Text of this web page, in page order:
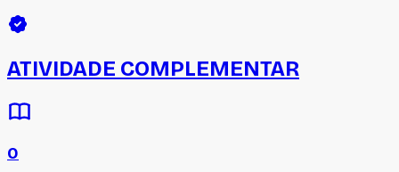
ATIVIDADE COMPLEMENTAR
0